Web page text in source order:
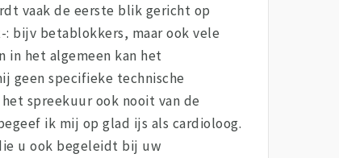
vaak de eerste blik gericht op
bijv betablokkers, maar ook vele
in het algemeen kan het
geen specifieke technische
spreekuur ook nooit van de
ik mij op glad ijs als cardioloog.
u ook begeleidt bij uw